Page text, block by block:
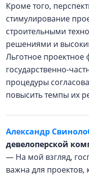
Кроме того,
стимулирование
строительными
решениями и
Льготное
государственно-
процедуры
повысить темпы их
Александр
девелоперской
— На мой взгляд,
важна для